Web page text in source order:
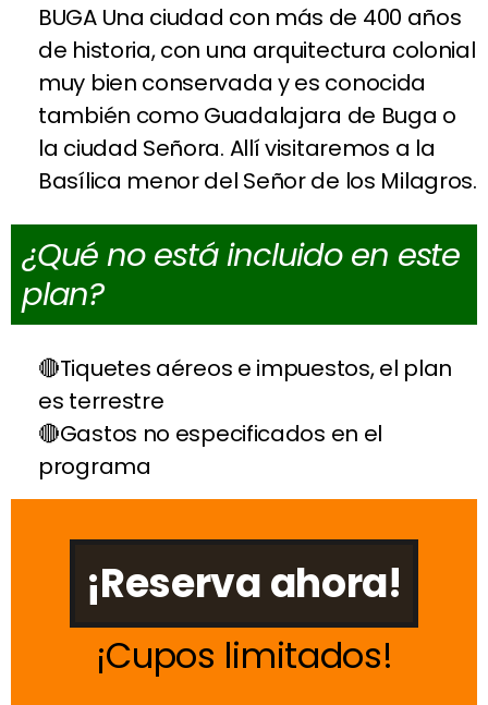
BUGA Una ciudad con más de 400 años
de historia, con una arquitectura colonial
muy bien conservada y es conocida
también como Guadalajara de Buga o
la ciudad Señora. Allí visitaremos a la
Basílica menor del Señor de los Milagros.
¿Qué no está incluido en este
plan?
Tiquetes aéreos e impuestos, el plan
es terrestre
Gastos no especificados en el
programa
¡Reserva ahora!
Cupos limitados